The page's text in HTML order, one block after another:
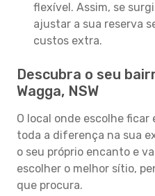
flexível. Assim, se
ajustar a sua reserva
custos extra.
Descubra o seu
Wagga, NSW
O local onde escolhe ficar
toda a diferença na sua
o seu próprio encanto e
escolher o melhor sítio,
que procura.